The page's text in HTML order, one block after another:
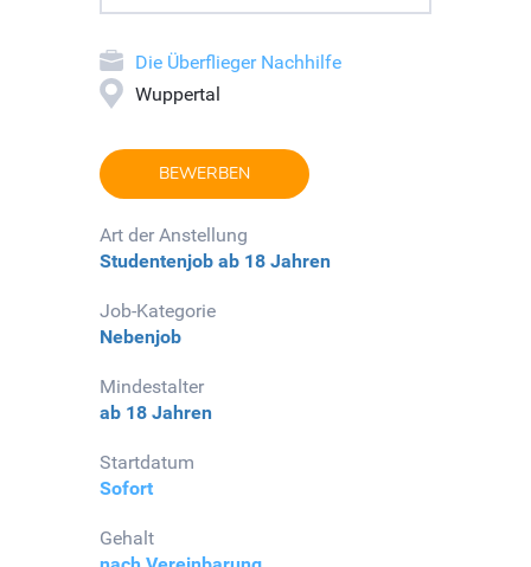
Die Überflieger Nachhilfe
Wuppertal
BEWERBEN
Art der Anstellung
Studentenjob ab 18 Jahren
Job-Kategorie
Nebenjob
Mindestalter
ab 18 Jahren
Startdatum
Sofort
Gehalt